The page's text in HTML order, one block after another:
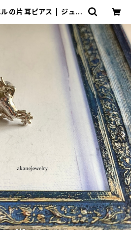
ルの片耳ピアス | ジュエ